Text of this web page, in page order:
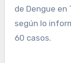
de Dengue
según lo
60 casos.